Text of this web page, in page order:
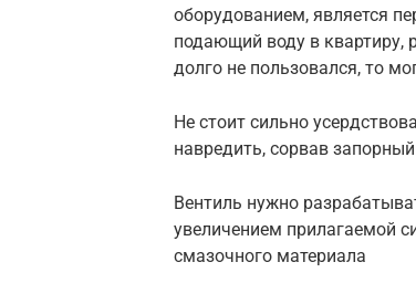
оборудованием, является
подающий воду в квартиру,
долго не пользовался, то
Не стоит сильно
навредить, сорвав
Вентиль нужно
увеличением прилагаемой
смазочного материала